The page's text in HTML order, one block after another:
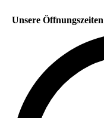
Unsere Öffnungszeiten